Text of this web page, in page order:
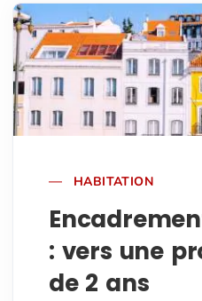
HABITATION
: vers une
de 2 ans